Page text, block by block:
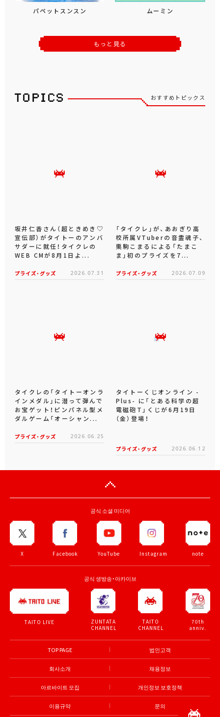
パペットスンスン ムーミン
もっと見る
おすすめトピックス
坂井仁香さん（超ときめき♡
宣伝部）がタイトーのアンバ
サダーに就任！タイクレの
WEB CMが8月1日よ...
プライズ・グッズ 2026.07.31
「タイクレ」が、あおぎり高
校所属VTuberの音霊魂子、
栗駒こまるによる「たまこ
ま」初のプライズを7...
プライズ・グッズ 2026.07.09
タイクレの「タイトーオンラ
インメダル」に潜って弾んで
お宝ゲット！ピンパネル型メ
ダルゲーム「オーシャン...
プライズ・グッズ 2026.06.25
タイトーくじオンライン -
Plus- に「とある科学の超
電磁砲T」くじが6月19日
（金）登場！
プライズ・グッズ 2026.06.12
공식 소셜 미디어
X Facebook YouTube Instagram note
공식 생방송・아카이브
TAITO LIVE
ZUNTATA
CHANNEL
TAITO
CHANNEL
70th
anniv.
TOP PAGE 법인고객
회사소개 채용정보
아르바이트 모집 개인정보 보호정책
이용규약 문의